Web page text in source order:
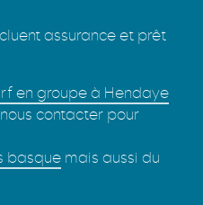
assurance et prêt
en groupe à Hendaye
contacter pour
basque mais aussi du